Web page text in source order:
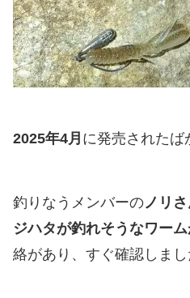
2025年4月 に発売されたば
釣りなうメンバーの ノリ
ジハタが釣れそうなワーム
絡があり、すぐ確認しまし